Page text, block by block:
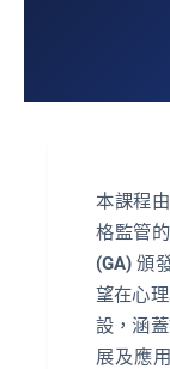
本課程
格監管
(GA) 頒
望在心
設，涵
展及應